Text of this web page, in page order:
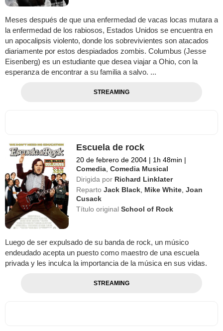
Meses después de que una enfermedad de vacas locas mutara a
la enfermedad de los rabiosos, Estados Unidos se encuentra en
un apocalipsis violento, donde los sobrevivientes son atacados
diariamente por estos despiadados zombis. Columbus (Jesse
Eisenberg) es un estudiante que desea viajar a Ohio, con la
esperanza de encontrar a su familia a salvo. ...
STREAMING
Escuela de rock
20 de febrero de 2004 | 1h 48min |
Comedia ,Comedia Musical
Dirigida por Richard Linklater
Reparto Jack Black Mike White ,Joan
Cusack
Título originalSchool of Rock
Luego de ser expulsado de su banda de rock, un músico
endeudado acepta un puesto como maestro de una escuela
privada y les inculca la importancia de la música en sus vidas.
STREAMING